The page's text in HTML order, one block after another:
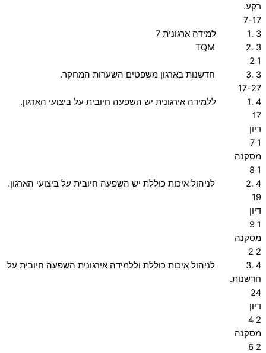
רקע.
7-17
3 .1 למידה ארגונית 7
3 .2 TQM
1 2
3 .3 חדשנות בארגון משפטים השערות המחקר.
17-27
4 .1 ללמידה אירגונית יש השפעה חיובית על ביצועי הארגון.
17
דיון
1 7
מסקנה
1 8
4 .2 לניהול איכות כוללת יש השפעה חיובית על ביצועי הארגון.
19
דיון
1 9
מסקנה
2 2
4 .3 לניהול איכות כוללת וללמידה אירגונית השפעה חיובית על
חדשנות.
24
דיון
2 4
מסקנה
2 6